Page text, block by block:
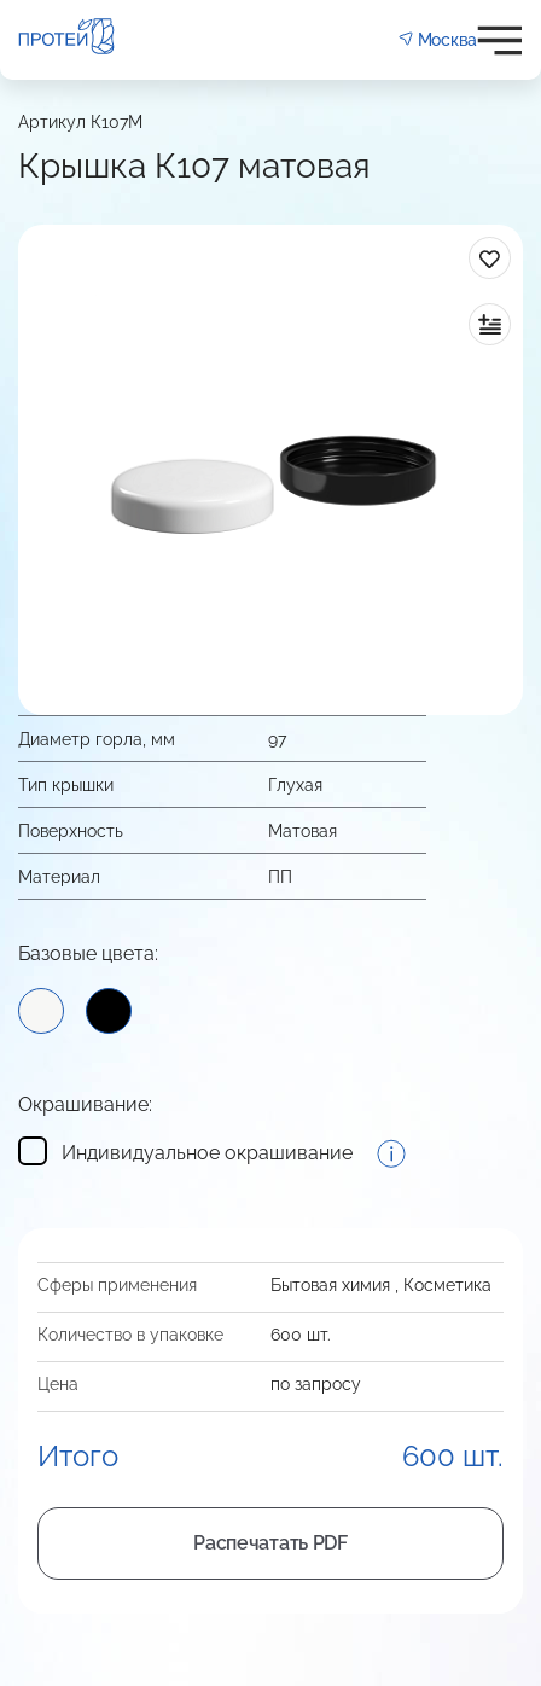
Москва
Артикул К107М
Крышка К107 матовая
Диаметр горла, мм 97
Тип крышки Глухая
Поверхность Матовая
Материал ПП
Сферы применения Бытовая химия Косметика
Количество в упаковке 600 шт.
Цена по запросу
Итого 600 шт.
Распечатать PDF
Базовые цвета:
Окрашивание:
Индивидуальное окрашивание
матовая
Глухая